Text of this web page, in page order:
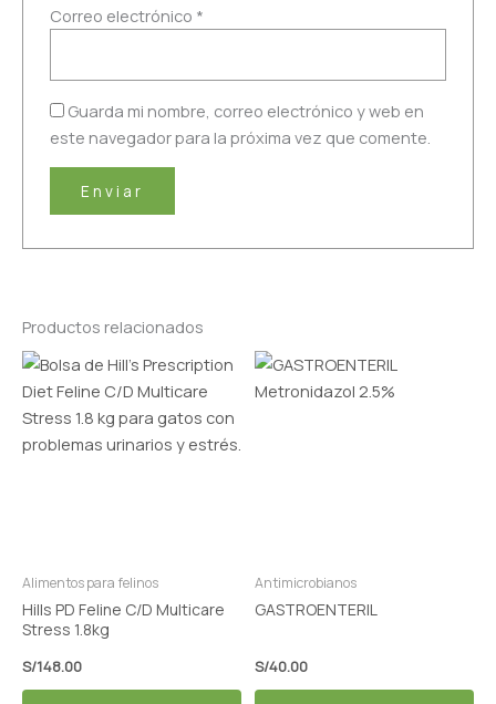
Correo electrónico *
Guarda mi nombre, correo electrónico y web en
este navegador para la próxima vez que comente.
Productos relacionados
Alimentos para felinos
Hills PD Feline C/D Multicare
Stress 1.8kg
S/148.00
Antimicrobianos
GASTROENTERIL
S/40.00